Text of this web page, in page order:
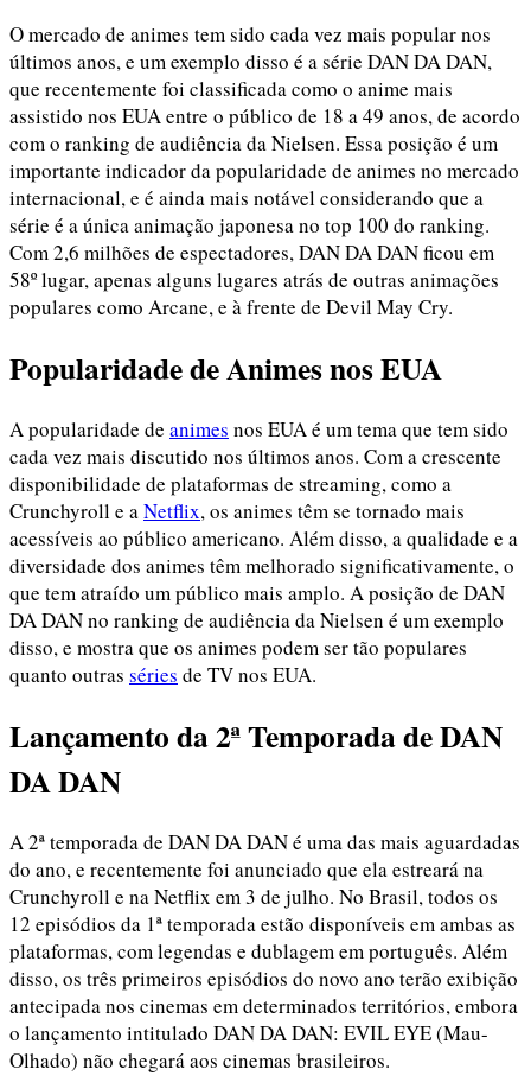
O mercado de animes tem sido cada vez mais popular nos
últimos anos, e um exemplo disso é a série DAN DA DAN,
que recentemente foi classificada como o anime mais
assistido nos EUA entre o público de 18 a 49 anos, de acordo
com o ranking de audiência da Nielsen. Essa posição é um
importante indicador da popularidade de animes no mercado
internacional, e é ainda mais notável considerando que a
série é a única animação japonesa no top 100 do ranking.
Com 2,6 milhões de espectadores, DAN DA DAN ficou em
58º lugar, apenas alguns lugares atrás de outras animações
populares como Arcane, e à frente de Devil May Cry.
Popularidade de Animes nos EUA
A popularidade de animes nos EUA é um tema que tem sido
cada vez mais discutido nos últimos anos. Com a crescente
disponibilidade de plataformas de streaming, como a
Crunchyroll e aNetflix, os animes têm se tornado mais
acessíveis ao público americano. Além disso, a qualidade e a
diversidade dos animes têm melhorado significativamente, o
que tem atraído um público mais amplo. A posição de DAN
DA DAN no ranking de audiência da Nielsen é um exemplo
disso, e mostra que os animes podem ser tão populares
quanto outras séries de TV nos EUA.
Lançamento da 2ª Temporada de DAN
DA DAN
A 2ª temporada de DAN DA DAN é uma das mais aguardadas
do ano, e recentemente foi anunciado que ela estreará na
Crunchyroll e na Netflix em 3 de julho. No Brasil, todos os
12 episódios da 1ª temporada estão disponíveis em ambas as
plataformas, com legendas e dublagem em português. Além
disso, os três primeiros episódios do novo ano terão exibição
antecipada nos cinemas em determinados territórios, embora
o lançamento intitulado DAN DA DAN: EVIL EYE (Mau-
Olhado) não chegará aos cinemas brasileiros.